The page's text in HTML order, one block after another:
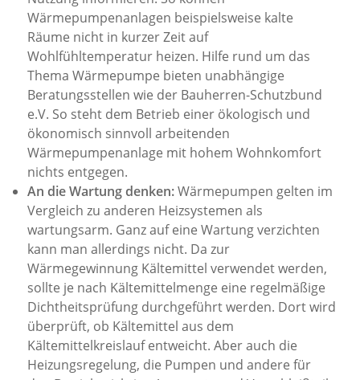
Wärmepumpenanlagen beispielsweise kalte
Räume nicht in kurzer Zeit auf
Wohlfühltemperatur heizen. Hilfe rund um das
Thema Wärmepumpe bieten unabhängige
Beratungsstellen wie der Bauherren-Schutzbund
e.V. So steht dem Betrieb einer ökologisch und
ökonomisch sinnvoll arbeitenden
Wärmepumpenanlage mit hohem Wohnkomfort
nichts entgegen.
An die Wartung denken:Wärmepumpen gelten im
Vergleich zu anderen Heizsystemen als
wartungsarm. Ganz auf eine Wartung verzichten
kann man allerdings nicht. Da zur
Wärmegewinnung Kältemittel verwendet werden,
sollte je nach Kältemittelmenge eine regelmäßige
Dichtheitsprüfung durchgeführt werden. Dort wird
überprüft, ob Kältemittel aus dem
Kältemittelkreislauf entweicht. Aber auch die
Heizungsregelung, die Pumpen und andere für